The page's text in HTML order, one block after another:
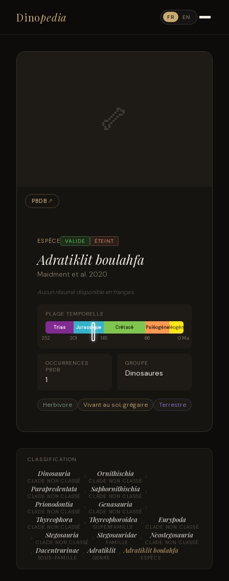
Dinopedia FR EN
ESPÈCE VALIDE ÉTEINT
Adratiklit boulahfa
Maidment et al. 2020
Aucun résumé disponible en français.
PLAGE TEMPORELLE
Trias Jurassique Crétacé PaléogèneNéogène
252
201 145 66 0 Ma
OCCURRENCES
PBDB
1
GROUPE
Dinosaures
Herbivore Vivant au sol, grégaire Terrestre
🦴
PBDB ↗
CLASSIFICATION
Dinosauria
CLADE NON CLASSÉ › Ornithischia
CLADE NON CLASSÉ ›
Parapredentata
CLADE NON CLASSÉ › Saphornithischia
CLADE NON CLASSÉ ›
Prionodontia
CLADE NON CLASSÉ › Genasauria
CLADE NON CLASSÉ ›
Thyreophora
CLADE NON CLASSÉ › Thyreophoroidea
SUPERFAMILLE › Eurypoda
CLADE NON CLASSÉ
› Stegosauria
CLADE NON CLASSÉ › Stegosauridae
FAMILLE › Neostegosauria
CLADE NON CLASSÉ
› Dacentrurinae
SOUS-FAMILLE › Adratiklit
GENRE › Adratiklit boulahfa
ESPÈCE